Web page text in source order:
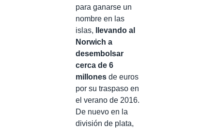
para ganarse un
nombre en las
islas,
llevando al
Norwich a
desembolsar
cerca de 6
millones de euros
por su traspaso en
el verano de 2016.
De nuevo en la
división de plata,